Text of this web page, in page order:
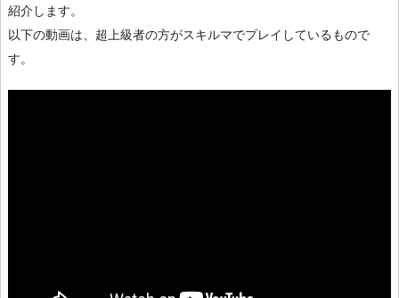
紹介します。
以下の動画は、超上級者の方がスキルマでプレイしているもので
す。